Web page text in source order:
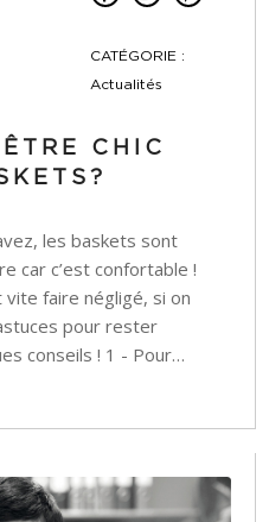
CATÉGORIE :
Actualités
CHIC
les baskets sont
car c’est confortable !
faire négligé, si on
pour rester
conseils ! 1 - Pour…